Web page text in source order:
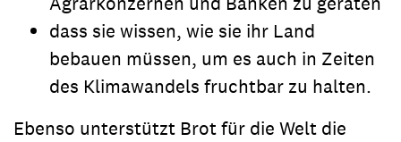
dass sie wissen, wie sie ihr Land
bebauen müssen, um es auch in Zeiten
des Klimawandels fruchtbar zu halten.
Ebenso unterstützt Brot für die Welt die